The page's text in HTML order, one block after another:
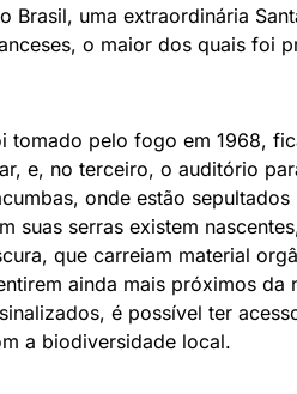
uma extraordinária
o maior dos quais foi
tomado pelo fogo em 1968,
e, no terceiro, o auditório
onde estão sepultados
suas serras existem
que carreiam material
ainda mais próximos da
é possível ter
a biodiversidade local.